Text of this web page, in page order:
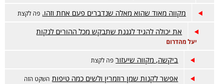
מקווה מאוד שהוא מאלה שנדברים פעם אחת וזהו. פה לקצת
את יכולה להגיד לגננת שתבקש מכל ההורים לנקות
יעל מהדרום
ביקשה, מקווה שיעזור פה לקצת
אפשר לקנות שמן רוזמרין ולשים כמה טיפות השקט הזה